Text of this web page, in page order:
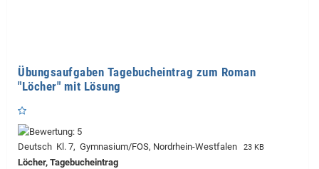
Übungsaufgaben Tagebucheintrag zum Roman
"Löcher" mit Lösung
Deutsch Kl. 7, Gymnasium/FOS, Nordrhein-Westfalen 23 KB
Löcher, Tagebucheintrag